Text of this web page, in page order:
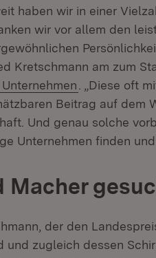
haben wir in einer
wir vor allem den
Kretschmann am zum
(Öffnet in
. „Diese oft
Beitrag auf dem
Und genau solche
Unternehmen finden
Macher
der den
und zugleich dessen